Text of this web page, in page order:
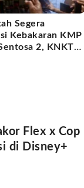
Segera
Kebakaran KMP
2, KNKT
Flex x Cop
di Disney+